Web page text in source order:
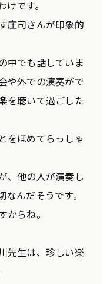
です。
庄司さんが印象的
中でも話していま
や外での演奏がで
を聴いて過ごした
をほめてらっしゃ
、他の人が演奏し
んだそうです。
らね。
先生は、珍しい楽